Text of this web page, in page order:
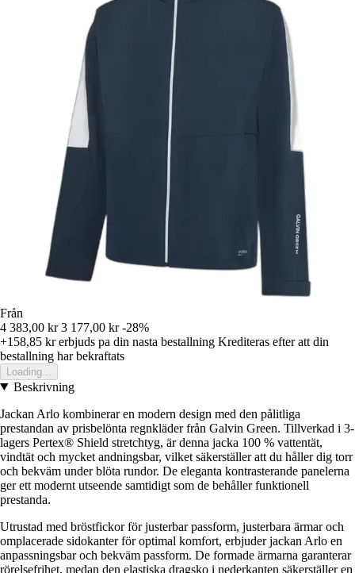
Från
4 383,00 kr 3 177,00 kr -28%
+158,85 krerbjuds pa din nasta bestallning Krediteras efter att din
bestallning har bekraftats
Loading...
Beskrivning
Jackan Arlo kombinerar en modern design med den pålitliga
prestandan av prisbelönta regnkläder från Galvin Green. Tillverkad i 3-
lagers Pertex® Shield stretchtyg, är denna jacka 100 % vattentät,
vindtät och mycket andningsbar, vilket säkerställer att du håller dig torr
och bekväm under blöta rundor. De eleganta kontrasterande panelerna
ger ett modernt utseende samtidigt som de behåller funktionell
prestanda.
Utrustad med bröstfickor för justerbar passform, justerbara ärmar och
omplacerade sidokanter för optimal komfort, erbjuder jackan Arlo en
anpassningsbar och bekväm passform. De formade ärmarna garanterar
rörelsefrihet, medan den elastiska dragsko i nederkanten säkerställer en